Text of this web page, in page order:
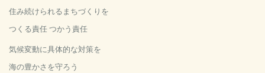
住み続けられるまちづくりを
つくる責任 つかう責任
気候変動に具体的な対策を
海の豊かさを守ろう